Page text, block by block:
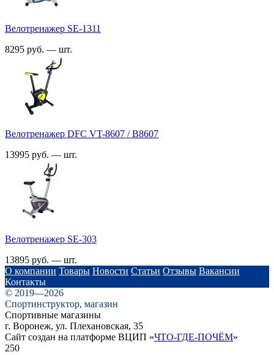
Велотренажер SE-1311
8295 руб. — шт.
Велотренажер DFC VT-8607 / B8607
13995 руб. — шт.
Велотренажер SE-303
13895 руб. — шт.
О компании Товары Новости Статьи Отзывы Вакансии
Контакты
© 2019—2026
Спортинструктор, магазин
Спортивные магазины
г. Воронеж, ул. Плехановская, 35
Сайт создан на платформе ВЦИП «ЧТО-ГДЕ-ПОЧЁМ»
250